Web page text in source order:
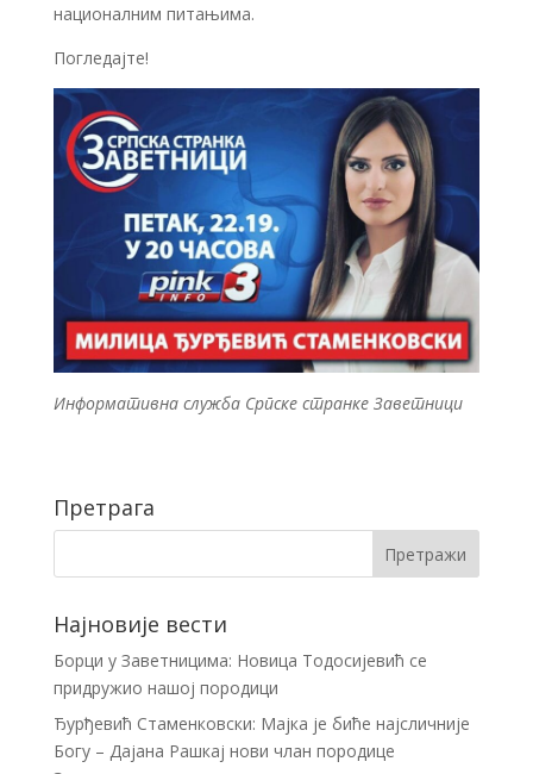
националним питањима.
Погледајте!
Информативна служба Српске странке Заветници
Претрага
Најновије вести
Борци у Заветницима: Новица Тодосијевић се
придружио нашој породици
Ђурђевић Стаменковски: Мајка је биће најсличније
Богу – Дајана Рашкај нови члан породице